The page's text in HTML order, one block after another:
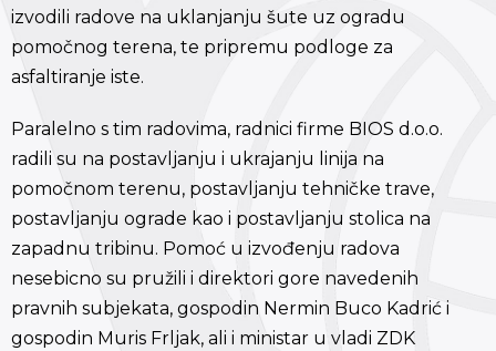
izvodili radove na uklanjanju šute uz ogradu
pomočnog terena, te pripremu podloge za
asfaltiranje iste.
Paralelno s tim radovima, radnici firme BIOS d.o.o.
radili su na postavljanju i ukrajanju linija na
pomočnom terenu, postavljanju tehničke trave,
postavljanju ograde kao i postavljanju stolica na
zapadnu tribinu. Pomoć u izvođenju radova
nesebicno su pružili i direktori gore navedenih
pravnih subjekata, gospodin Nermin Buco Kadrić i
gospodin Muris Frljak, ali i ministar u vladi ZDK